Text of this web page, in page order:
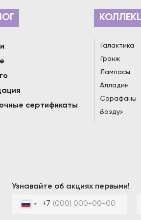
+7
Узнавайте об акциях первыми!
сертификаты
Лампасы
Алладин
Сарафаны
Воздух
Галактика
Гранж